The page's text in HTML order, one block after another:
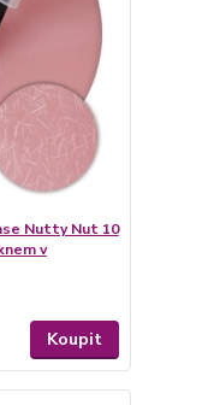
Nutty Nut 10
v
Koupit